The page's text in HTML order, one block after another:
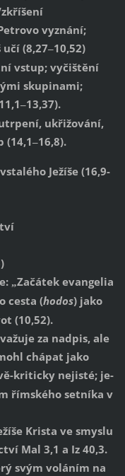
vyznání;
učí (8,27–10,52)
vstup; vyčištění
skupinami;
–13,37).
ukřižování,
(14,1–16,8).
Ježíše (16,9-
„Začátek evangelia
cesta (hodos) jako
(10,52).
za nadpis, ale
chápat jako
kriticky nejisté; je-
římského setníka v
Krista ve smyslu
Mal 3,1 a Iz 40,3.
svým voláním na